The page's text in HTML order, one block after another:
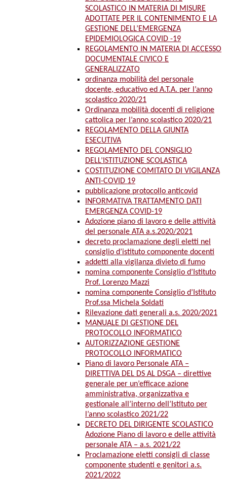
SCOLASTICO IN MATERIA DI MISURE
ADOTTATE PER IL CONTENIMENTO E LA
GESTIONE DELL’EMERGENZA
EPIDEMIOLOGICA COVID -19
REGOLAMENTO IN MATERIA DI ACCESSO
DOCUMENTALE CIVICO E
GENERALIZZATO
ordinanza mobilità del personale
docente, educativo ed A.T.A. per l’anno
scolastico 2020/21
Ordinanza mobilità docenti di religione
cattolica per l’anno scolastico 2020/21
REGOLAMENTO DELLA GIUNTA
ESECUTIVA
REGOLAMENTO DEL CONSIGLIO
DELL’ISTITUZIONE SCOLASTICA
COSTITUZIONE COMITATO DI VIGILANZA
ANTI-COVID 19
pubblicazione protocollo anticovid
INFORMATIVA TRATTAMENTO DATI
EMERGENZA COVID-19
Adozione piano di lavoro e delle attività
del personale ATA a.s.2020/2021
decreto proclamazione degli eletti nel
consiglio d’istituto componente docenti
addetti alla vigilanza divieto di fumo
nomina componente Consiglio d’Istituto
Prof. Lorenzo Mazzi
nomina componente Consiglio d’Istituto
Prof.ssa Michela Soldati
Rilevazione dati generali a.s. 2020/2021
MANUALE DI GESTIONE DEL
PROTOCOLLO INFORMATICO
AUTORIZZAZIONE GESTIONE
PROTOCOLLO INFORMATICO
Piano di lavoro Personale ATA –
DIRETTIVA DEL DS AL DSGA – direttive
generale per un’efficace azione
amministrativa, organizzativa e
gestionale all’interno dell’Istituto per
l’anno scolastico 2021/22
DECRETO DEL DIRIGENTE SCOLASTICO
Adozione Piano di lavoro e delle attività
personale ATA – a.s. 2021/22
Proclamazione eletti consigli di classe
componente studenti e genitori a.s.
2021/2022